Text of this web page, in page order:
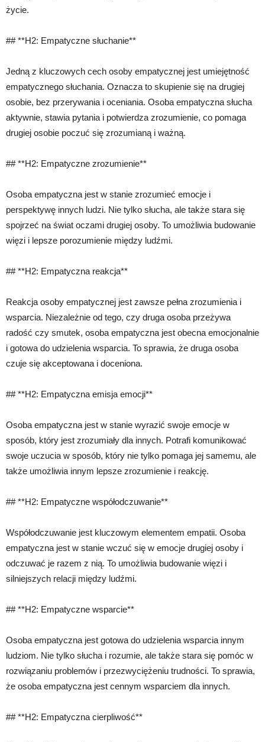
życie.
## **H2: Empatyczne słuchanie**
Jedną z kluczowych cech osoby empatycznej jest umiejętność
empatycznego słuchania. Oznacza to skupienie się na drugiej
osobie, bez przerywania i oceniania. Osoba empatyczna słucha
aktywnie, stawia pytania i potwierdza zrozumienie, co pomaga
drugiej osobie poczuć się zrozumianą i ważną.
## **H2: Empatyczne zrozumienie**
Osoba empatyczna jest w stanie zrozumieć emocje i
perspektywę innych ludzi. Nie tylko słucha, ale także stara się
spojrzeć na świat oczami drugiej osoby. To umożliwia budowanie
więzi i lepsze porozumienie między ludźmi.
## **H2: Empatyczna reakcja**
Reakcja osoby empatycznej jest zawsze pełna zrozumienia i
wsparcia. Niezależnie od tego, czy druga osoba przeżywa
radość czy smutek, osoba empatyczna jest obecna emocjonalnie
i gotowa do udzielenia wsparcia. To sprawia, że druga osoba
czuje się akceptowana i doceniona.
## **H2: Empatyczna emisja emocji**
Osoba empatyczna jest w stanie wyrazić swoje emocje w
sposób, który jest zrozumiały dla innych. Potrafi komunikować
swoje uczucia w sposób, który nie tylko pomaga jej samemu, ale
także umożliwia innym lepsze zrozumienie i reakcję.
## **H2: Empatyczne współodczuwanie**
Współodczuwanie jest kluczowym elementem empatii. Osoba
empatyczna jest w stanie wczuć się w emocje drugiej osoby i
odczuwać je razem z nią. To umożliwia budowanie więzi i
silniejszych relacji między ludźmi.
## **H2: Empatyczne wsparcie**
Osoba empatyczna jest gotowa do udzielenia wsparcia innym
ludziom. Nie tylko słucha i rozumie, ale także stara się pomóc w
rozwiązaniu problemów i przezwyciężeniu trudności. To sprawia,
że osoba empatyczna jest cennym wsparciem dla innych.
## **H2: Empatyczna cierpliwość**